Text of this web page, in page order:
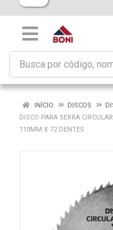
INÍCIO DISCOS
DISCO PARA SERRA
110MM X 72 DENTES